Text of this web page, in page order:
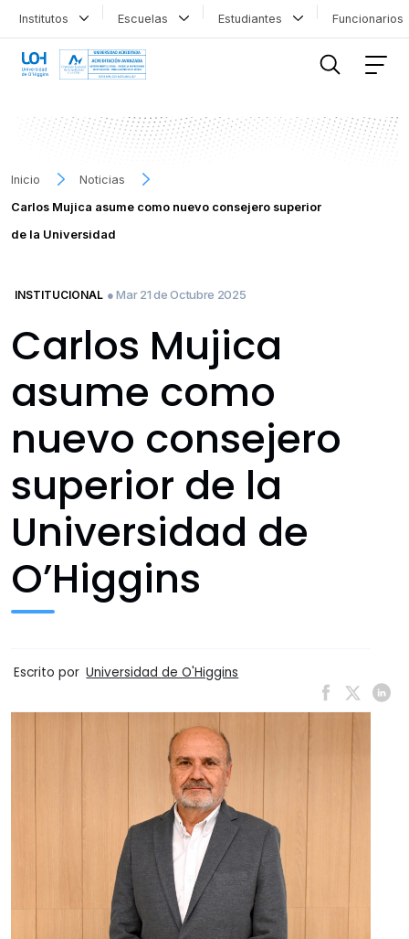
Institutos Escuelas Estudiantes
Inicio
Noticias
Carlos Mujica asume como nuevo consejero superior
de la Universidad
INSTITUCIONAL ● Mar 21 de Octubre 2025
Carlos Mujica
asume como
nuevo consejero
superior de la
Universidad de
O’Higgins
Escrito por Universidad de O'Higgins